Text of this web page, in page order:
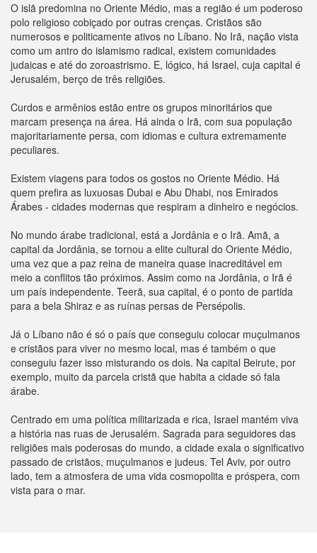
O islã predomina no Oriente Médio, mas a região é um poderoso
polo religioso cobiçado por outras crenças. Cristãos são
numerosos e politicamente ativos no Líbano. No Irã, nação vista
como um antro do islamismo radical, existem comunidades
judaicas e até do zoroastrismo. E, lógico, há Israel, cuja capital é
Jerusalém, berço de três religiões.
Curdos e armênios estão entre os grupos minoritários que
marcam presença na área. Há ainda o Irã, com sua população
majoritariamente persa, com idiomas e cultura extremamente
peculiares.
Existem viagens para todos os gostos no Oriente Médio. Há
quem prefira as luxuosas Dubai e Abu Dhabi, nos Emirados
Árabes - cidades modernas que respiram a dinheiro e negócios.
No mundo árabe tradicional, está a Jordânia e o Irã. Amã, a
capital da Jordânia, se tornou a elite cultural do Oriente Médio,
uma vez que a paz reina de maneira quase inacreditável em
meio a conflitos tão próximos. Assim como na Jordânia, o Irã é
um país independente. Teerã, sua capital, é o ponto de partida
para a bela Shiraz e as ruínas persas de Persépolis.
Já o Líbano não é só o país que conseguiu colocar muçulmanos
e cristãos para viver no mesmo local, mas é também o que
conseguiu fazer isso misturando os dois. Na capital Beirute, por
exemplo, muito da parcela cristã que habita a cidade só fala
árabe.
Centrado em uma política militarizada e rica, Israel mantém viva
a história nas ruas de Jerusalém. Sagrada para seguidores das
religiões mais poderosas do mundo, a cidade exala o significativo
passado de cristãos, muçulmanos e judeus. Tel Aviv, por outro
lado, tem a atmosfera de uma vida cosmopolita e próspera, com
vista para o mar.